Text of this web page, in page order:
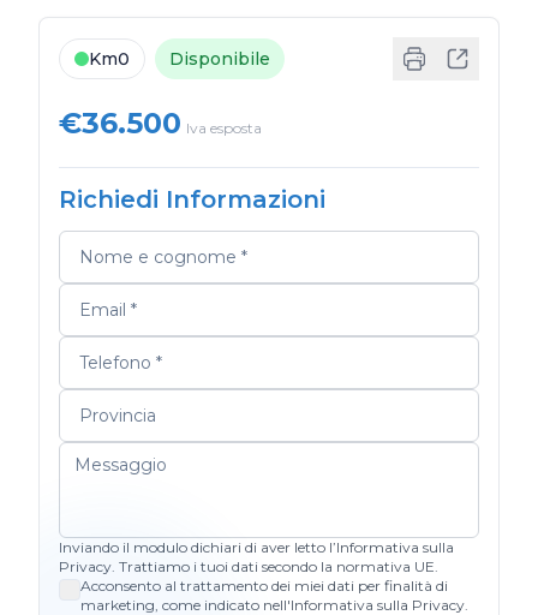
Km0 Disponibile
€36.500 Iva esposta
Richiedi Informazioni
Inviando il modulo dichiari di aver letto l’Informativa sulla
Privacy. Trattiamo i tuoi dati secondo la normativa UE.
Acconsento al trattamento dei miei dati per finalità di
marketing, come indicato nell'Informativa sulla Privacy.